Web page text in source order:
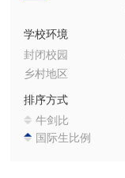
学校环境
封闭校园
乡村地区
排序方式
牛剑比
国际生比例